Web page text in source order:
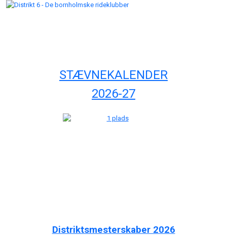
STÆVNEKALENDER
2026-27
Distriktsmesterskaber 2026